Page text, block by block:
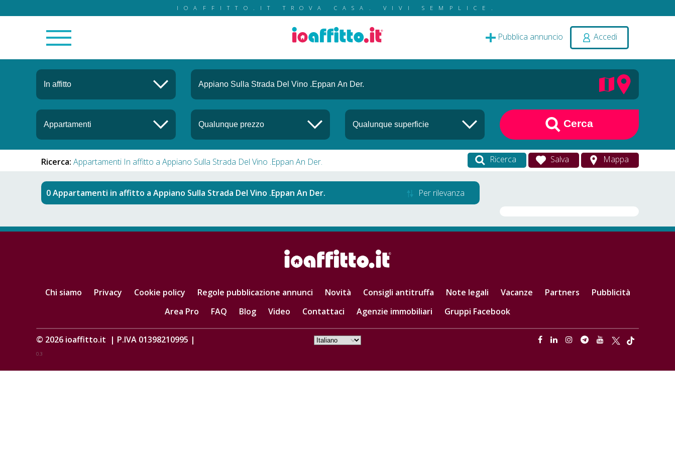
IOAFFITTO.IT TROVA CASA. VIVI SEMPLICE.
Pubblica annuncio Accedi
Cerca
Ricerca: Appartamenti In affitto a Appiano Sulla Strada Del Vino .Eppan An Der. Ricerca Salva Mappa
Appartamenti in affitto a Appiano Sulla Strada Del Vino .Eppan An Der. Per rilevanza
Chi siamo Privacy Cookie policy Regole pubblicazione annunci Novità Consigli antitruffa Note legali Vacanze Partners
Pubblicità
Area Pro
FAQ Blog Video Contattaci Agenzie immobiliari Gruppi Facebook
© 2026 ioaffitto.it | P.IVA 01398210995 |
0.3